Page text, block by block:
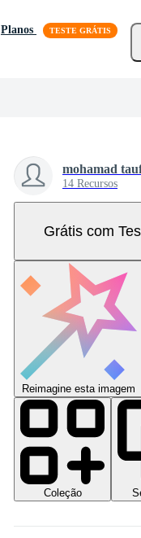
Planos
mohamad
14 Recursos
Grátis com
Reimagine esta imagem
Coleção